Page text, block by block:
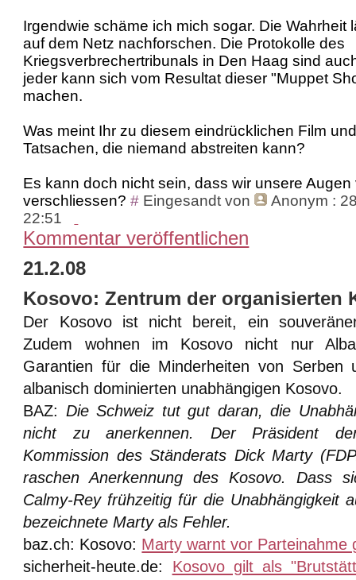
Irgendwie schäme ich mich sogar. Die Wahrheit
auf dem Netz nachforschen. Die Protokolle des
Kriegsverbrechertribunals in Den Haag sind
jeder kann sich vom Resultat dieser "Muppet
machen.
Was meint Ihr zu diesem eindrücklichen Film
Tatsachen, die niemand abstreiten kann?
Es kann doch nicht sein, dass wir unsere Augen
verschliessen?# Eingesandt von Anonym :
22:51
Kommentar veröffentlichen
21.2.08
Kosovo: Zentrum der organisierten
Der Kosovo ist nicht bereit, ein
Zudem wohnen im Kosovo nicht nur
Garantien für die Minderheiten von Serben
albanisch dominierten unabhängigen Kosovo.
BAZ: Die Schweiz tut gut daran, die
nicht zu anerkennen.
Der Präsident der
Kommission des Ständerats Dick Marty
raschen Anerkennung des Kosovo. Dass
Calmy-Rey frühzeitig für die Unabhängigkeit
bezeichnete Marty als Fehler.
baz.ch: Kosovo: Marty warnt vor Parteinahme
sicherheit-heute.de: Kosovo gilt als